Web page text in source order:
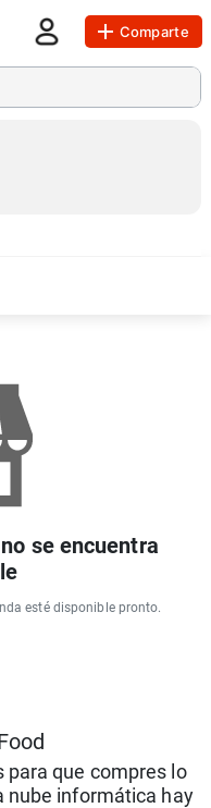
Comparte
se encuentra
esté disponible pronto.
para que compres lo
nube informática hay